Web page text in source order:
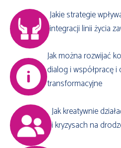
Jakie strategie
integracji linii życia
Jak można rozwijać
dialog i współpracę i
transformacyjne
Jak kreatywnie
i kryzysach na